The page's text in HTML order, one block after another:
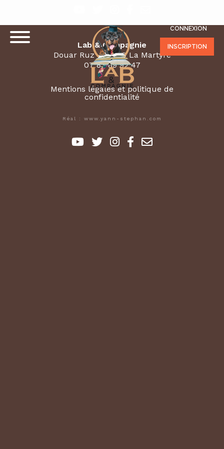
CONNEXION
INSCRIPTION
Lab & Compagnie
Douar Ruz - 29800 La Martyre
07 83 89 92 47
Mentions légales et politique de
confidentialité
Réal : www.yann-stephan.com